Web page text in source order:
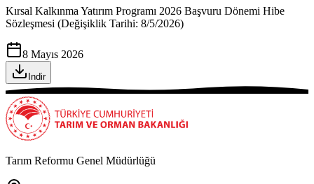
Kırsal Kalkınma Yatırım Programı 2026 Başvuru Dönemi Hibe
Sözleşmesi (Değişiklik Tarihi: 8/5/2026)
8 Mayıs 2026
Indir
Tarım Reformu Genel Müdürlüğü